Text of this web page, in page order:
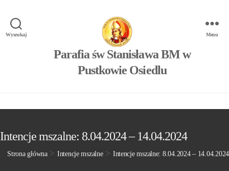
Wyszukaj
Parafia św Stanisława BM w
Pustkowie Osiedlu
Menu
Intencje mszalne: 8.04.2024 – 14.04.2024
Strona główna> Intencje mszalne> Intencje mszalne: 8.04.2024 – 14.04.2024